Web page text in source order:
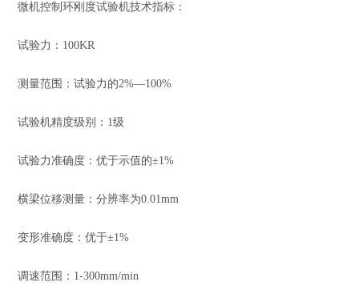
微机控制环刚度试验机技术指标：
试验力：100KR
测量范围：试验力的2%—100%
试验机精度级别：1级
试验力准确度：优于示值的±1%
横梁位移测量：分辨率为0.01mm
变形准确度：优于±1%
调速范围：1-300mm/min